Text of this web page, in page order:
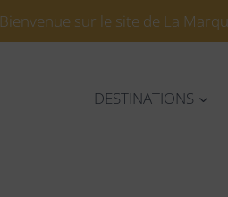
Bienvenue sur le site de La
DESTINATIONS